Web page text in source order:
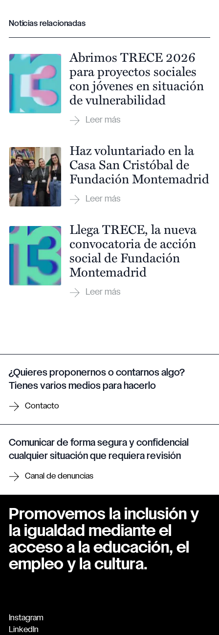
Noticias relacionadas
Abrimos TRECE 2026
para proyectos sociales
con jóvenes en situación
de vulnerabilidad
Haz voluntariado en la
Casa San Cristóbal de
Fundación Montemadrid
Llega TRECE, la nueva
convocatoria de acción
social de Fundación
Montemadrid
¿Quieres proponernos o contarnos algo?
Tienes varios medios para hacerlo
Contacto
Comunicar de forma segura y confidencial
cualquier situación que requiera revisión
Canal de denuncias
Promovemos la inclusión y
la igualdad mediante el
acceso a la educación, el
empleo y la cultura.
Instagram
LinkedIn